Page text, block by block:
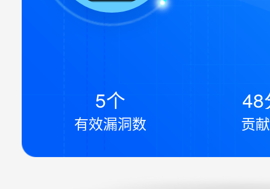
5个
有效漏洞数
48
贡